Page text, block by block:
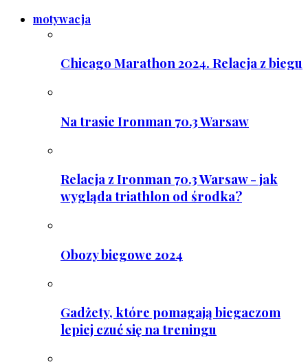
motywacja
Chicago Marathon 2024. Relacja z biegu
Na trasie Ironman 70.3 Warsaw
Relacja z Ironman 70.3 Warsaw - jak
wygląda triathlon od środka?
Obozy biegowe 2024
Gadżety, które pomagają biegaczom
lepiej czuć się na treningu